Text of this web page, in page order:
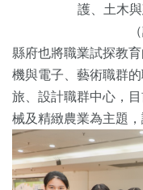
護、土木
縣府也將職業試探教
機與電子、藝術職群
旅、設計職群中心，
械及精緻農業為主題